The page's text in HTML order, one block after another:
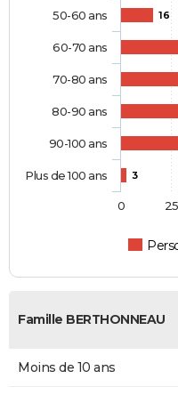
16
3
50-60 ans
60-70 ans
70-80 ans
80-90 ans
90-100 ans
Plus de 100 ans
0 25
Famille BERTHONNEAU
Moins de 10 ans